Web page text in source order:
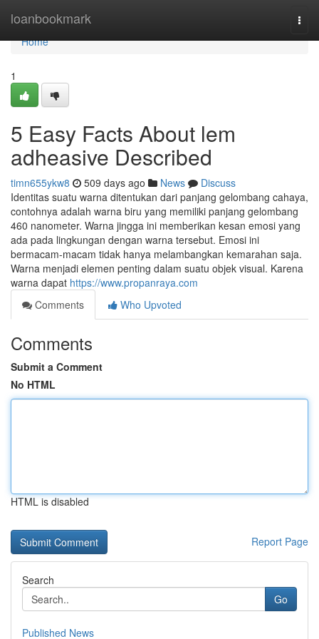
loanbookmark
Home
Home
1
5 Easy Facts About lem
adheasive Described
timn655ykw8 509 days ago News
Discuss
Identitas suatu warna ditentukan dari panjang gelombang cahaya,
contohnya adalah warna biru yang memiliki panjang gelombang
460 nanometer. Warna jingga ini memberikan kesan emosi yang
ada pada lingkungan dengan warna tersebut. Emosi ini
bermacam-macam tidak hanya melambangkan kemarahan saja.
Warna menjadi elemen penting dalam suatu objek visual. Karena
warna dapat https://www.propanraya.com
Comments
Who Upvoted
Comments
Submit a Comment
No HTML
HTML is disabled
Report Page
Search
Go
Published News